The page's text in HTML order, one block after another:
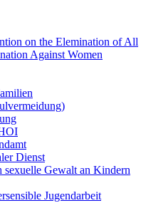
on the Elemination of All
Against Women
Dienst
sexuelle Gewalt an Kindern
Jugendarbeit